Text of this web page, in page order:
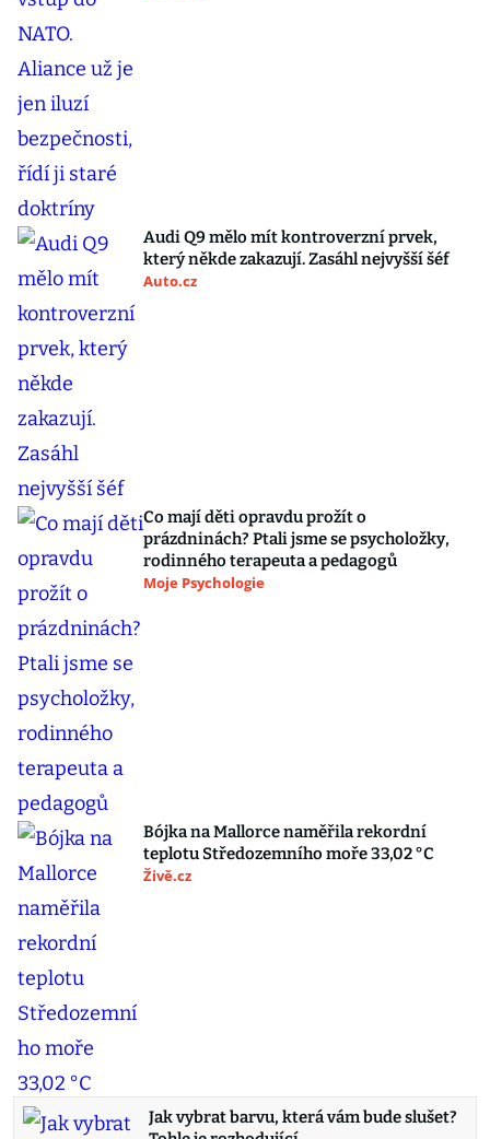
Audi Q9 mělo mít kontroverzní prvek,
který někde zakazují. Zasáhl nejvyšší šéf
Auto.cz
Co mají děti opravdu prožít o
prázdninách? Ptali jsme se psycholožky,
rodinného terapeuta a pedagogů
Moje Psychologie
Bójka na Mallorce naměřila rekordní
teplotu Středozemního moře 33,02 °C
Živě.cz
Jak vybrat barvu, která vám bude slušet?